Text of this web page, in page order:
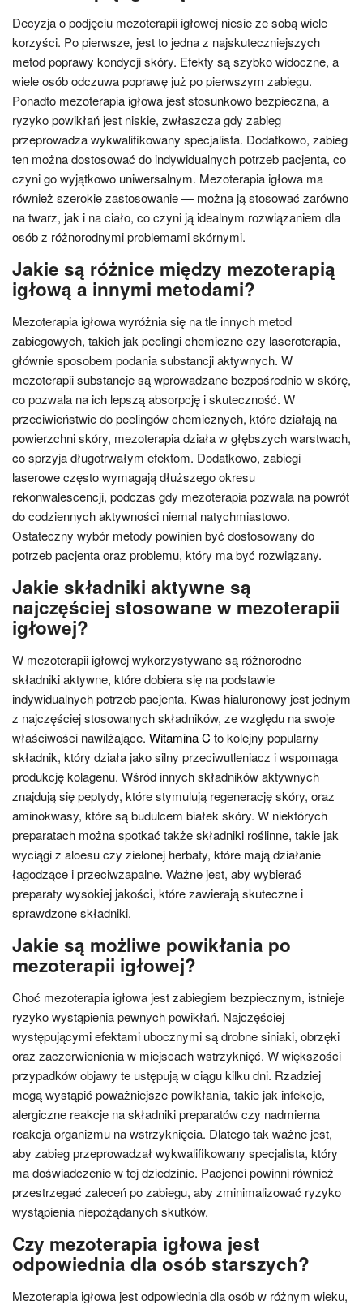
Decyzja o podjęciu mezoterapii igłowej niesie ze sobą wiele
korzyści. Po pierwsze, jest to jedna z najskuteczniejszych
metod poprawy kondycji skóry. Efekty są szybko widoczne, a
wiele osób odczuwa poprawę już po pierwszym zabiegu.
Ponadto mezoterapia igłowa jest stosunkowo bezpieczna, a
ryzyko powikłań jest niskie, zwłaszcza gdy zabieg
przeprowadza wykwalifikowany specjalista. Dodatkowo, zabieg
ten można dostosować do indywidualnych potrzeb pacjenta, co
czyni go wyjątkowo uniwersalnym. Mezoterapia igłowa ma
również szerokie zastosowanie — można ją stosować zarówno
na twarz, jak i na ciało, co czyni ją idealnym rozwiązaniem dla
osób z różnorodnymi problemami skórnymi.
Jakie są różnice między mezoterapią
igłową a innymi metodami?
Mezoterapia igłowa wyróżnia się na tle innych metod
zabiegowych, takich jak peelingi chemiczne czy laseroterapia,
głównie sposobem podania substancji aktywnych. W
mezoterapii substancje są wprowadzane bezpośrednio w skórę,
co pozwala na ich lepszą absorpcję i skuteczność. W
przeciwieństwie do peelingów chemicznych, które działają na
powierzchni skóry, mezoterapia działa w głębszych warstwach,
co sprzyja długotrwałym efektom. Dodatkowo, zabiegi
laserowe często wymagają dłuższego okresu
rekonwalescencji, podczas gdy mezoterapia pozwala na powrót
do codziennych aktywności niemal natychmiastowo.
Ostateczny wybór metody powinien być dostosowany do
potrzeb pacjenta oraz problemu, który ma być rozwiązany.
Jakie składniki aktywne są
najczęściej stosowane w mezoterapii
igłowej?
W mezoterapii igłowej wykorzystywane są różnorodne
składniki aktywne, które dobiera się na podstawie
indywidualnych potrzeb pacjenta. Kwas hialuronowy jest jednym
z najczęściej stosowanych składników, ze względu na swoje
właściwości nawilżające. Witamina C to kolejny popularny
składnik, który działa jako silny przeciwutleniacz i wspomaga
produkcję kolagenu. Wśród innych składników aktywnych
znajdują się peptydy, które stymulują regenerację skóry, oraz
aminokwasy, które są budulcem białek skóry. W niektórych
preparatach można spotkać także składniki roślinne, takie jak
wyciągi z aloesu czy zielonej herbaty, które mają działanie
łagodzące i przeciwzapalne. Ważne jest, aby wybierać
preparaty wysokiej jakości, które zawierają skuteczne i
sprawdzone składniki.
Jakie są możliwe powikłania po
mezoterapii igłowej?
Choć mezoterapia igłowa jest zabiegiem bezpiecznym, istnieje
ryzyko wystąpienia pewnych powikłań. Najczęściej
występującymi efektami ubocznymi są drobne siniaki, obrzęki
oraz zaczerwienienia w miejscach wstrzyknięć. W większości
przypadków objawy te ustępują w ciągu kilku dni. Rzadziej
mogą wystąpić poważniejsze powikłania, takie jak infekcje,
alergiczne reakcje na składniki preparatów czy nadmierna
reakcja organizmu na wstrzyknięcia. Dlatego tak ważne jest,
aby zabieg przeprowadzał wykwalifikowany specjalista, który
ma doświadczenie w tej dziedzinie. Pacjenci powinni również
przestrzegać zaleceń po zabiegu, aby zminimalizować ryzyko
wystąpienia niepożądanych skutków.
Czy mezoterapia igłowa jest
odpowiednia dla osób starszych?
Mezoterapia igłowa jest odpowiednia dla osób w różnym wieku,